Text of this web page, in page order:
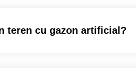
teren cu gazon artificial?